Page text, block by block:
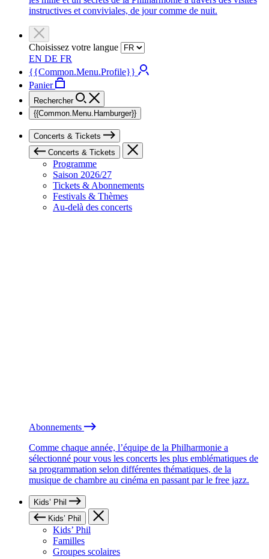
instructives et conviviales, de jour comme de nuit.
Choisissez votre langue
EN DE FR
{{Common.Menu.Profile}}
Panier
Rechercher
{{Common.Menu.Hamburger}}
Concerts & Tickets
Concerts & Tickets
Programme
Saison 2026/27
Tickets & Abonnements
Festivals & Thèmes
Au-delà des concerts
Abonnements
Comme chaque année, l’équipe de la Philharmonie a
sélectionné pour vous les concerts les plus emblématiques de
sa programmation selon différentes thématiques, de la
musique de chambre au cinéma en passant par le free jazz.
Kids’ Phil
Kids’ Phil
Kids’ Phil
Familles
Groupes scolaires